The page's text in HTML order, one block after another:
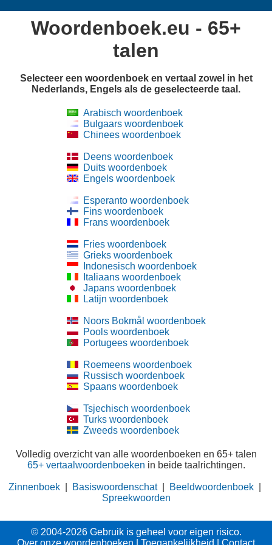
Woordenboek.eu - 65+
talen
Selecteer een woordenboek en vertaal zowel in het
Nederlands, Engels als de geselecteerde taal.
Arabisch woordenboek
Bulgaars woordenboek
Chinees woordenboek
Deens woordenboek
Duits woordenboek
Engels woordenboek
Esperanto woordenboek
Fins woordenboek
Frans woordenboek
Fries woordenboek
Grieks woordenboek
Indonesisch woordenboek
Italiaans woordenboek
Japans woordenboek
Latijn woordenboek
Noors Bokmål woordenboek
Pools woordenboek
Portugees woordenboek
Roemeens woordenboek
Russisch woordenboek
Spaans woordenboek
Tsjechisch woordenboek
Turks woordenboek
Zweeds woordenboek
Volledig overzicht van alle woordenboeken en 65+ talen
65+ vertaalwoordenboeken in beide taalrichtingen.
Zinnenboek Basiswoordenschat| Beeldwoordenboek
Spreekwoorden
© 2004-2026 Gebruik is geheel voor eigen risico.
Over onze woordenboeken
Toegankelijkheid Contact